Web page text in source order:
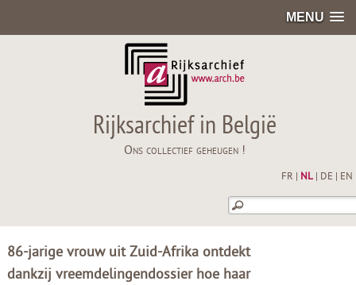
MENU
Rijksarchief in België
Ons collectief geheugen !
FR NL| DE EN
86-jarige vrouw uit Zuid-Afrika ontdekt
dankzij vreemdelingendossier hoe haar